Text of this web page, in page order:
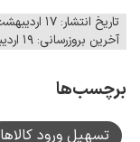
تاریخ انتشار: ۱۷ اردیبهشت ۱۴۰۵ - ۱۳:۲۲
آخرین بروزرسانی: ۱۹ اردیبهشت ۱۴۰۵ - ۱۳:۲۱
برچسب‌ها
تسهیل ورود کالاها